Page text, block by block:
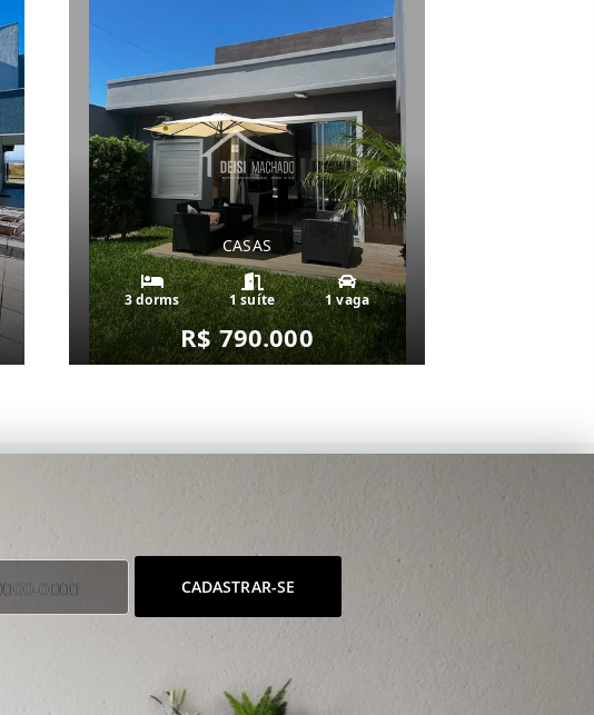
CASAS
3 dorms 1 suíte 1 vaga
R$ 790.000
CADASTRAR-SE